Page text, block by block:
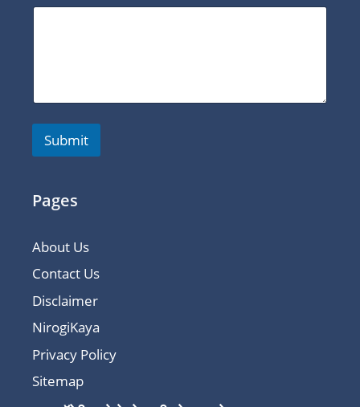
Submit
Pages
About Us
Contact Us
Disclaimer
NirogiKaya
Privacy Policy
Sitemap